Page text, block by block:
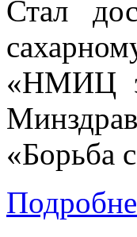
Стал
«НМИЦ
«Борьба